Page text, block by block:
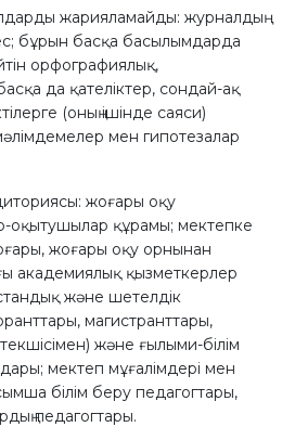
жарияламайды: журналдың
бұрын басқа басылымдарда
орфографиялық,
да қателіктер, сондай-ақ
(оның ішінде саяси)
мен гипотезалар
жоғары оқу
оқытушылар құрамы; мектепке
жоғары оқу орнынан
академиялық қызметкерлер
және шетелдік
магистранттары,
және ғылыми-білім
мектеп мұғалімдері мен
білім беру педагогтары,
педагогтары.